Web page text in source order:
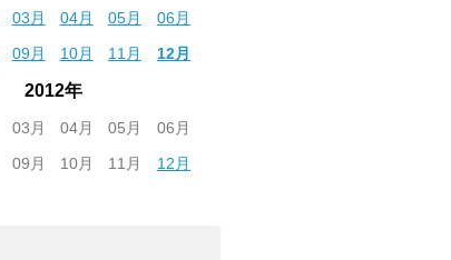
03月 04月 05月
06月
09月 10月 11月 12月
2012年
03月 04月 05月
06月
09月 10月 11月 12月